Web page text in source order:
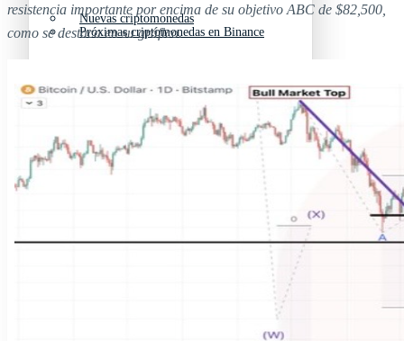
Nuevas criptomonedas
Proyectos de criptomonedas
Próximas criptomonedas en Coinbase
Criptomonedas que van a explotar en 2025
Próximas criptomonedas en Binance
Proyectos de criptomonedas
Próximas criptomonedas en Coinbase
Criptomonedas que van a explotar en 2025
resistencia importante por encima de su objetivo ABC de $82,500,
como se destaca en su gráfico.